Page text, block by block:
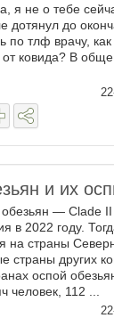
я не о тебе
дотянул до
тлф врачу, как
ковида? В
и их
— Clade
в 2022 году.
на страны
страны других
оспой
человек, 112 ...